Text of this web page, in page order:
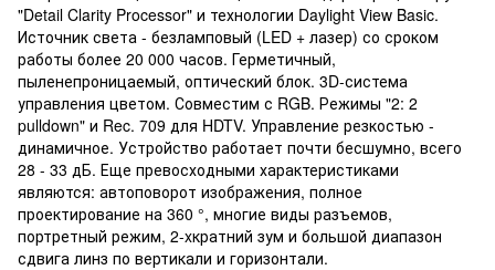
"Detail Clarity Processor" и технологии Daylight View Basic.
Источник света - безламповый (LED + лазер) со сроком
работы более 20 000 часов. Герметичный,
пыленепроницаемый, оптический блок. 3D-система
управления цветом. Совместим с RGB. Режимы "2: 2
pulldown" и Rec. 709 для HDTV. Управление резкостью -
динамичное. Устройство работает почти бесшумно, всего
28 - 33 дБ. Еще превосходными характеристиками
являются: автоповорот изображения, полное
проектирование на 360 °, многие виды разъемов,
портретный режим, 2-xкратний зум и большой диапазон
сдвига линз по вертикали и горизонтали.